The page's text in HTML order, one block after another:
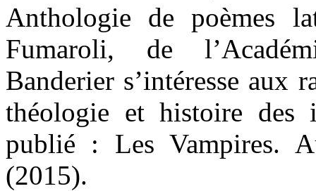
Anthologie de poèmes
Fumaroli, de
Banderier s’intéresse aux
théologie et histoire des
publié : Les Vampires.
(2015).